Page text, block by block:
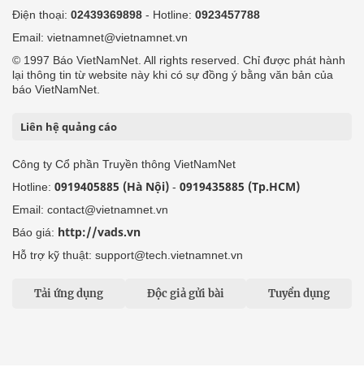
Điện thoại: 02439369898 - Hotline: 0923457788
Email: vietnamnet@vietnamnet.vn
© 1997 Báo VietNamNet. All rights reserved. Chỉ được phát hành
lại thông tin từ website này khi có sự đồng ý bằng văn bản của
báo VietNamNet.
Liên hệ quảng cáo
Công ty Cổ phần Truyền thông VietNamNet
Hotline: 0919405885 (Hà Nội) - 0919435885 (Tp.HCM)
Email: contact@vietnamnet.vn
Báo giá: http://vads.vn
Hỗ trợ kỹ thuật: support@tech.vietnamnet.vn
Tải ứng dụng Độc giả gửi bài Tuyển dụng